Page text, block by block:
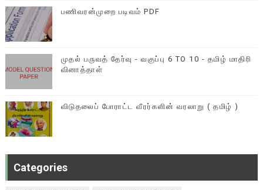
பணிவரன்முறை படிவம் PDF
முதல் பருவத் தேர்வு - வகுப்பு 6 TO 10 - தமிழ் மாதிரி
வினாத்தாள்
விடுதலைப் போராட்ட வீரர்களின் வரலாறு ( தமிழ் )
Categories